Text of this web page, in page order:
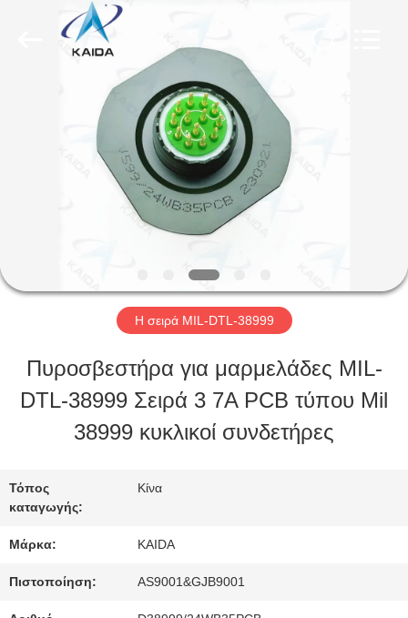
ΠΡΟΪΌΝΤΑ
ΜΕ
ΕΠΙΣΚΕΨΉ
ΕΡΓΟΣΤΑΣΊΟΥ
ΈΛΕΓΧΟΣ
ΠΟΙΌΤΗΤΑΣ
ΕΙΔΉΣΕΙΣ
Η σειρά MIL-DTL-38999
Πυροσβεστήρα για μαρμελάδες MIL-
DTL-38999 Σειρά 3 7A PCB τύπου Mil
38999 κυκλικοί συνδετήρες
Τόπος
καταγωγής:
Κίνα
Μάρκα: KAIDA
Πιστοποίηση: AS9001&GJB9001